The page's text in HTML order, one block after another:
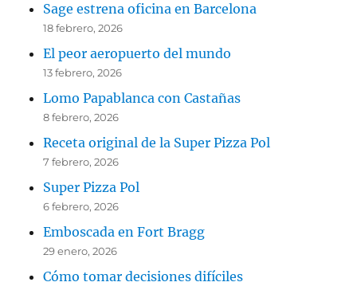
Sage estrena oficina en Barcelona
18 febrero, 2026
El peor aeropuerto del mundo
13 febrero, 2026
Lomo Papablanca con Castañas
8 febrero, 2026
Receta original de la Super Pizza Pol
7 febrero, 2026
Super Pizza Pol
6 febrero, 2026
Emboscada en Fort Bragg
29 enero, 2026
Cómo tomar decisiones difíciles